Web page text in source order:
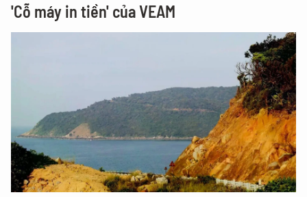
'Cỗ máy in tiền' của VEAM